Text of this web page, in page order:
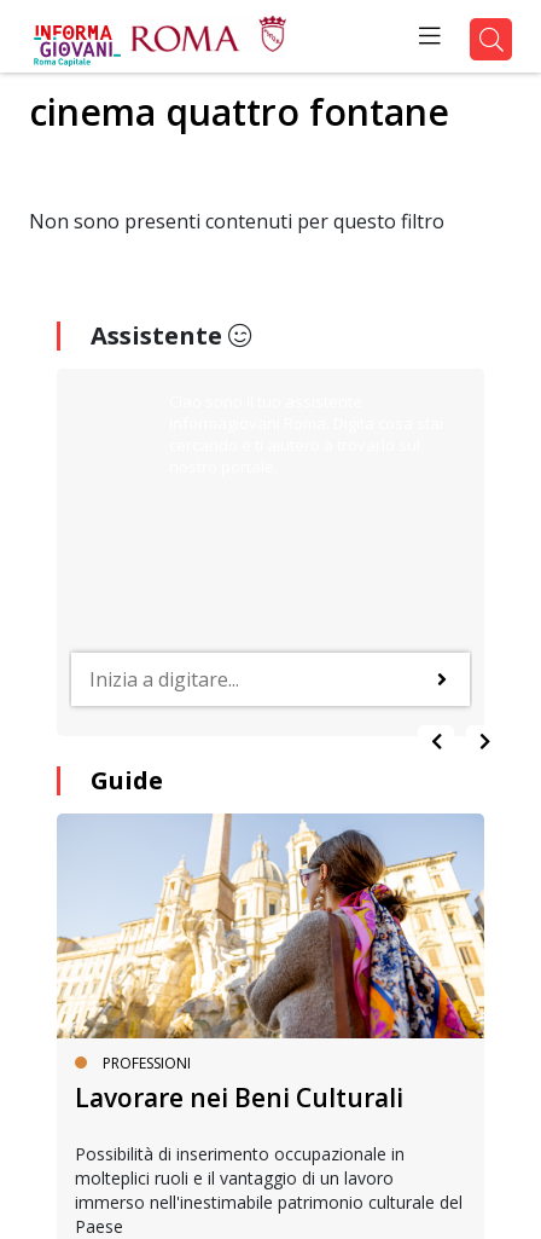
cinema quattro fontane
Non sono presenti contenuti per questo filtro
Assistente
Guide
PROFESSIONI
Lavorare nei Beni Culturali
Possibilità di inserimento occupazionale in
molteplici ruoli e il vantaggio di un lavoro
immerso nell'inestimabile patrimonio culturale del
Paese